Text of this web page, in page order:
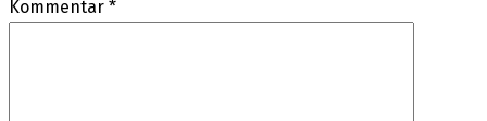
Kommentar *